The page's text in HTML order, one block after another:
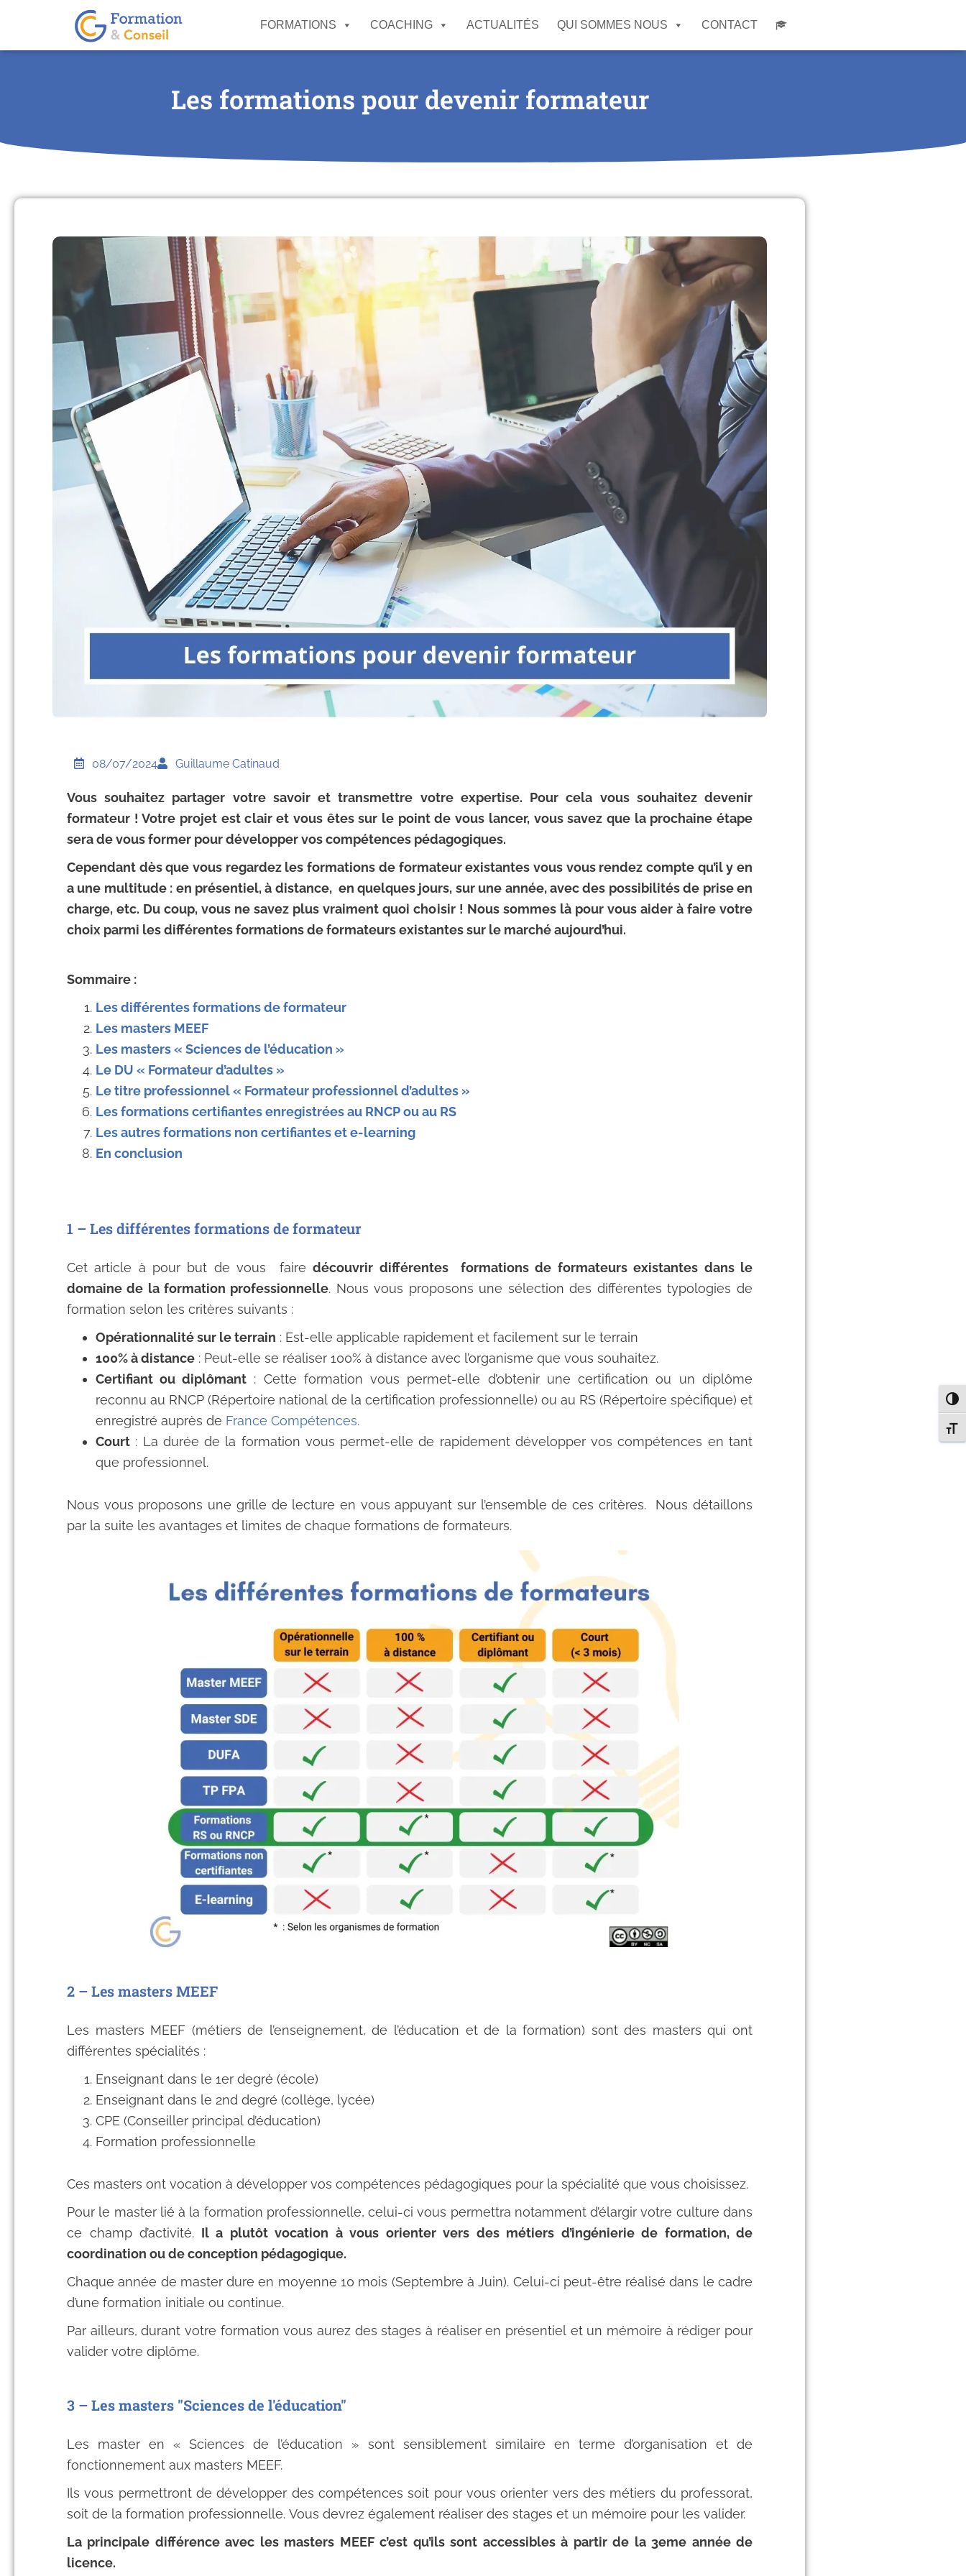
FORMATIONS COACHING ACTUALITÉS QUI SOMMES NOUS CONTACT
Les formations pour devenir formateur
08/07/2024 Guillaume Catinaud
Vous souhaitez partager votre savoir et transmettre votre expertise. Pour cela vous souhaitez devenir
formateur ! Votre projet est clair et vous êtes sur le point de vous lancer, vous savez que la prochaine étape
sera de vous former pour développer vos compétences pédagogiques.
Cependant dès que vous regardez les formations de formateur existantes vous vous rendez compte qu’il y en
a une multitude : en présentiel, à distance, en quelques jours, sur une année, avec des possibilités de prise en
charge, etc. Du coup, vous ne savez plus vraiment quoi choisir ! Nous sommes là pour vous aider à faire votre
choix parmi les différentes formations de formateurs existantes sur le marché aujourd’hui.
Sommaire :
Les différentes formations de formateur
Les masters MEEF
Les masters « Sciences de l’éducation »
Le DU « Formateur d’adultes »
Le titre professionnel « Formateur professionnel d’adultes »
Les formations certifiantes enregistrées au RNCP ou au RS
Les autres formations non certifiantes et e-learning
En conclusion
1 – Les différentes formations de formateur
Cet article à pour but de vous faire découvrir différentes formations de formateurs existantes dans le
domaine de la formation professionnelle. Nous vous proposons une sélection des différentes typologies de
formation selon les critères suivants :
Opérationnalité sur le terrain : Est-elle applicable rapidement et facilement sur le terrain
100% à distance : Peut-elle se réaliser 100% à distance avec l’organisme que vous souhaitez.
Certifiant ou diplômant : Cette formation vous permet-elle d’obtenir une certification ou un diplôme
reconnu au RNCP (Répertoire national de la certification professionnelle) ou au RS (Répertoire spécifique) et
enregistré auprès de France Compétences.
Court : La durée de la formation vous permet-elle de rapidement développer vos compétences en tant
que professionnel.
Nous vous proposons une grille de lecture en vous appuyant sur l’ensemble de ces critères. Nous détaillons
par la suite les avantages et limites de chaque formations de formateurs.
2 – Les masters MEEF
Les masters MEEF (métiers de l’enseignement, de l’éducation et de la formation) sont des masters qui ont
différentes spécialités :
Enseignant dans le 1er degré (école)
Enseignant dans le 2nd degré (collège, lycée)
CPE (Conseiller principal d’éducation)
Formation professionnelle
Ces masters ont vocation à développer vos compétences pédagogiques pour la spécialité que vous choisissez.
Pour le master lié à la formation professionnelle, celui-ci vous permettra notamment d’élargir votre culture dans
ce champ d’activité. Il a plutôt vocation à vous orienter vers des métiers d’ingénierie de formation, de
coordination ou de conception pédagogique.
Chaque année de master dure en moyenne 10 mois (Septembre à Juin). Celui-ci peut-être réalisé dans le cadre
d’une formation initiale ou continue.
Par ailleurs, durant votre formation vous aurez des stages à réaliser en présentiel et un mémoire à rédiger pour
valider votre diplôme.
3 –Les masters "Sciences de l'éducation"
Les master en « Sciences de l’éducation » sont sensiblement similaire en terme d’organisation et de
fonctionnement aux masters MEEF.
Ils vous permettront de développer des compétences soit pour vous orienter vers des métiers du professorat,
soit de la formation professionnelle. Vous devrez également réaliser des stages et un mémoire pour les valider.
La principale différence avec les masters MEEF c’est qu’ils sont accessibles à partir de la 3eme année de
licence.